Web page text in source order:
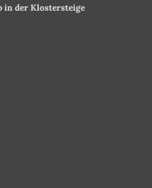
in der Klostersteige